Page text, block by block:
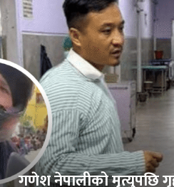
गणेश नेपालीको मृत्युपछि